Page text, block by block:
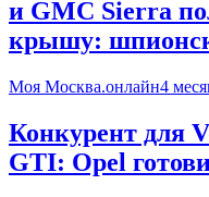
и GMC Sierra
крышу:
Моя Москва.онлайн4
Конкурент для
GTI: Opel